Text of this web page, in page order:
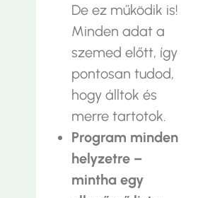
De ez működik is!
Minden adat a
szemed előtt, így
pontosan tudod,
hogy álltok és
merre tartotok.
Program minden
helyzetre –
mintha egy